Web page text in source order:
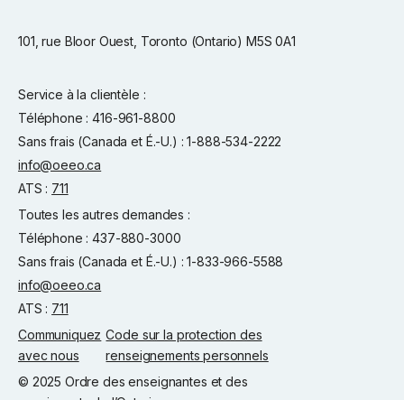
101, rue Bloor Ouest, Toronto (Ontario) M5S 0A1
Service à la clientèle :
Téléphone : 416-961-8800
Sans frais (Canada et É.-U.) : 1-888-534-2222
info@oeeo.ca
ATS : 711
Toutes les autres demandes :
Téléphone : 437-880-3000
Sans frais (Canada et É.-U.) : 1-833-966-5588
info@oeeo.ca
ATS : 711
Communiquez
avec nous
Code sur la protection des
renseignements personnels
© 2025 Ordre des enseignantes et des